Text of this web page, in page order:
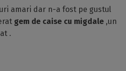
amari dar n-a fost pe gustul
gem de caise cu migdale ,un
.